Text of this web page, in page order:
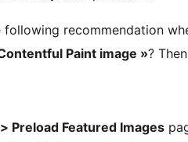
recommendation
Paint image »?
Preload Featured Images